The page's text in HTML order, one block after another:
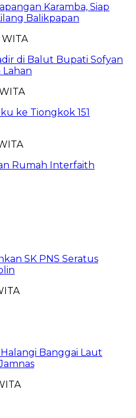
Karamba, Siap
Balikpapan
WITA
di Balut Bupati Sofyan
Lahan
ke Tiongkok 151
Rumah Interfaith
SK PNS Seratus
Banggai Laut